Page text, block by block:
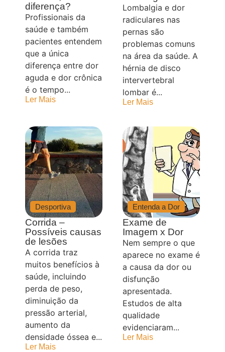
diferença?
Profissionais da
saúde e também
pacientes entendem
que a única
diferença entre dor
aguda e dor crônica
é o tempo...
Ler Mais
Lombalgia e dor
radiculares nas
pernas são
problemas comuns
na área da saúde. A
hérnia de disco
intervertebral
lombar é...
Ler Mais
Desportiva
Corrida –
Possíveis causas
de lesões
A corrida traz
muitos benefícios à
saúde, incluindo
perda de peso,
diminuição da
pressão arterial,
aumento da
densidade óssea e...
Ler Mais
Entenda a Dor
Exame de
Imagem x Dor
Nem sempre o que
aparece no exame é
a causa da dor ou
disfunção
apresentada.
Estudos de alta
qualidade
evidenciaram...
Ler Mais